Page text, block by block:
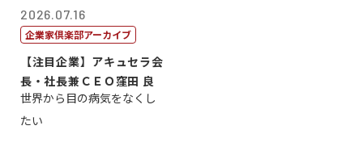
2026.07.16
企業家倶楽部アーカイブ
【注目企業】アキュセラ会
長・社長兼ＣＥＯ窪田 良
世界から目の病気をなくし
たい